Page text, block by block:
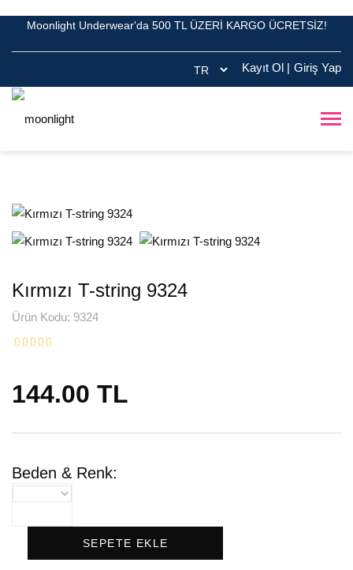
Moonlight Underwear'da 500 TL ÜZERİ KARGO ÜCRETSİZ!
Giriş Yap
Kayıt Ol |
Kırmızı T-string 9324
Ürün Kodu: 9324
144.00 TL
Beden & Renk:
SEPETE EKLE